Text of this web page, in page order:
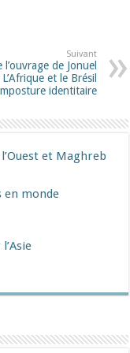
Suivant
de Jonuel
et le Brésil
identitaire
et Maghreb
en monde